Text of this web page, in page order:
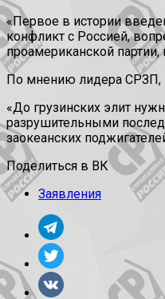
«Первое в истории
конфликт с Россией,
проамериканской
По мнению лидера СРЗП,
«До грузинских элит
разрушительными
заокеанских
Поделиться в ВК
Заявления